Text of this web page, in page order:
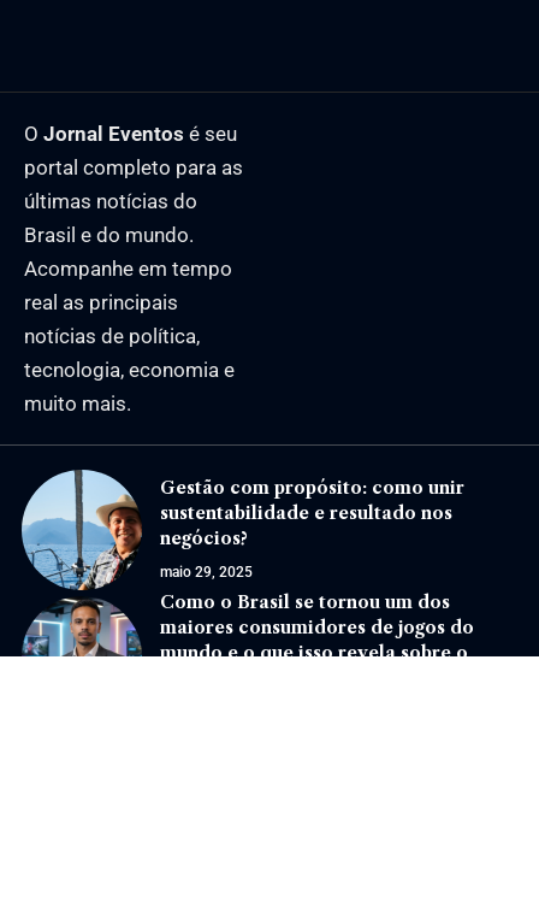
O Jornal Eventos é seu
portal completo para as
últimas notícias do
Brasil e do mundo.
Acompanhe em tempo
real as principais
notícias de política,
tecnologia, economia e
muito mais.
Gestão com propósito: como unir
sustentabilidade e resultado nos
negócios?
maio 29, 2025
Como o Brasil se tornou um dos
maiores consumidores de jogos do
mundo e o que isso revela sobre o